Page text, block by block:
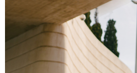
Hlavné jedlá
Šaláty
Dezerty
Nápoje